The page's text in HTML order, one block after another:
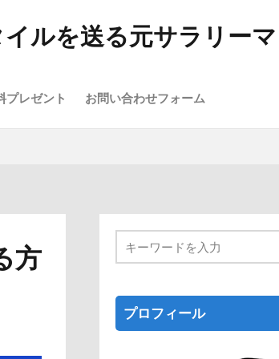
ルを送る元サラリー
プレゼント お問い合わせフォーム
方
プロフィール